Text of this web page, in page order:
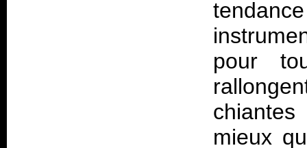
pour
mieux